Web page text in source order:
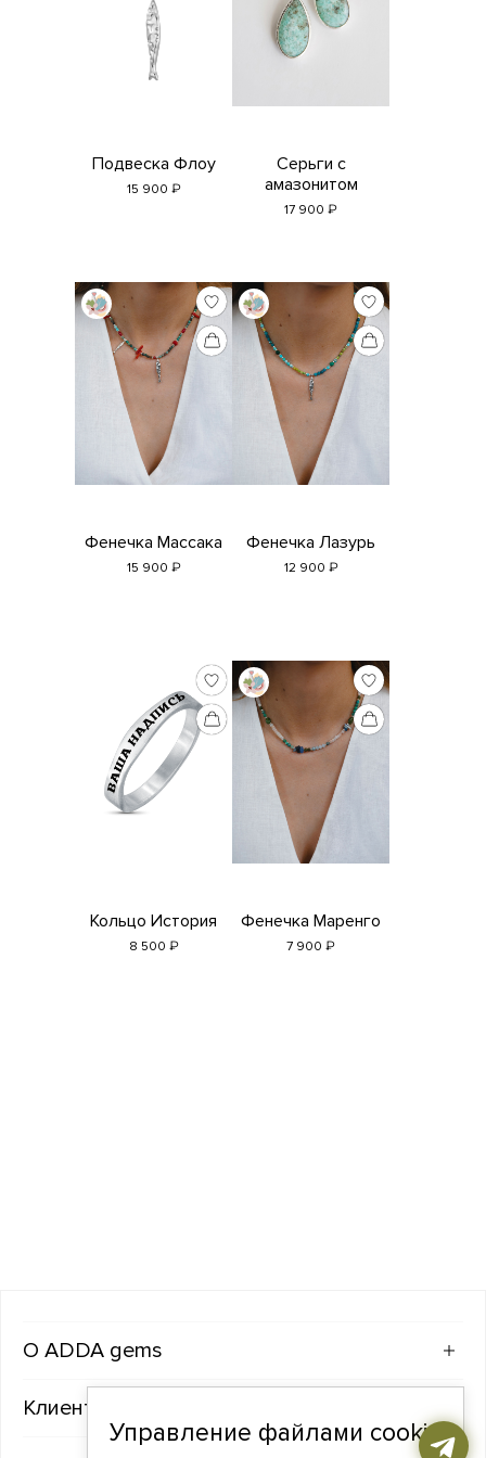
Подвеска Флоу
15 900 ₽
Серьги с
амазонитом
17 900 ₽
Фенечка Массака
15 900 ₽
Фенечка Лазурь
12 900 ₽
Кольцо История
8 500 ₽
Фенечка Маренго
7 900 ₽
ADDA gems
Клиентам
Управление файлами cookie